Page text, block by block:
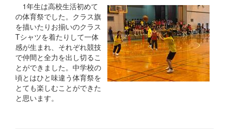
1年生は高校生活初めて
の体育祭でした。クラス旗
を描いたりお揃いのクラス
Tシャツを着たりして一体
感が生まれ、それぞれ競技
で仲間と全力を出し切るこ
とができました。中学校の
頃とはひと味違う体育祭を
とても楽しむことができた
と思います。